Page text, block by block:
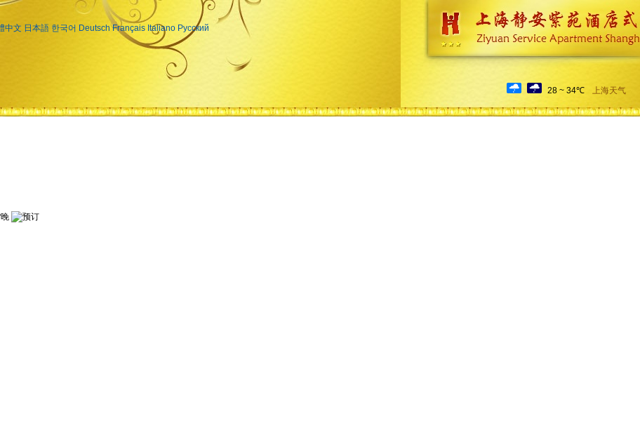
中文 日本語 한국어 Deutsch Français Italiano Русский
28 ~ 34℃
上海天气
晚